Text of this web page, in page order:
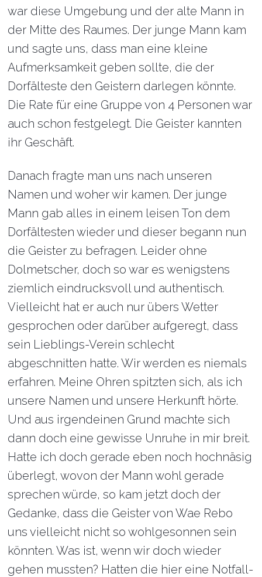
war diese Umgebung und der alte Mann in
der Mitte des Raumes. Der junge Mann kam
und sagte uns, dass man eine kleine
Aufmerksamkeit geben sollte, die der
Dorfälteste den Geistern darlegen könnte.
Die Rate für eine Gruppe von 4 Personen war
auch schon festgelegt. Die Geister kannten
ihr Geschäft.
Danach fragte man uns nach unseren
Namen und woher wir kamen. Der junge
Mann gab alles in einem leisen Ton dem
Dorfältesten wieder und dieser begann nun
die Geister zu befragen. Leider ohne
Dolmetscher, doch so war es wenigstens
ziemlich eindrucksvoll und authentisch.
Vielleicht hat er auch nur übers Wetter
gesprochen oder darüber aufgeregt, dass
sein Lieblings-Verein schlecht
abgeschnitten hatte. Wir werden es niemals
erfahren. Meine Ohren spitzten sich, als ich
unsere Namen und unsere Herkunft hörte.
Und aus irgendeinen Grund machte sich
dann doch eine gewisse Unruhe in mir breit.
Hatte ich doch gerade eben noch hochnäsig
überlegt, wovon der Mann wohl gerade
sprechen würde, so kam jetzt doch der
Gedanke, dass die Geister von Wae Rebo
uns vielleicht nicht so wohlgesonnen sein
könnten. Was ist, wenn wir doch wieder
gehen mussten? Hatten die hier eine Notfall-